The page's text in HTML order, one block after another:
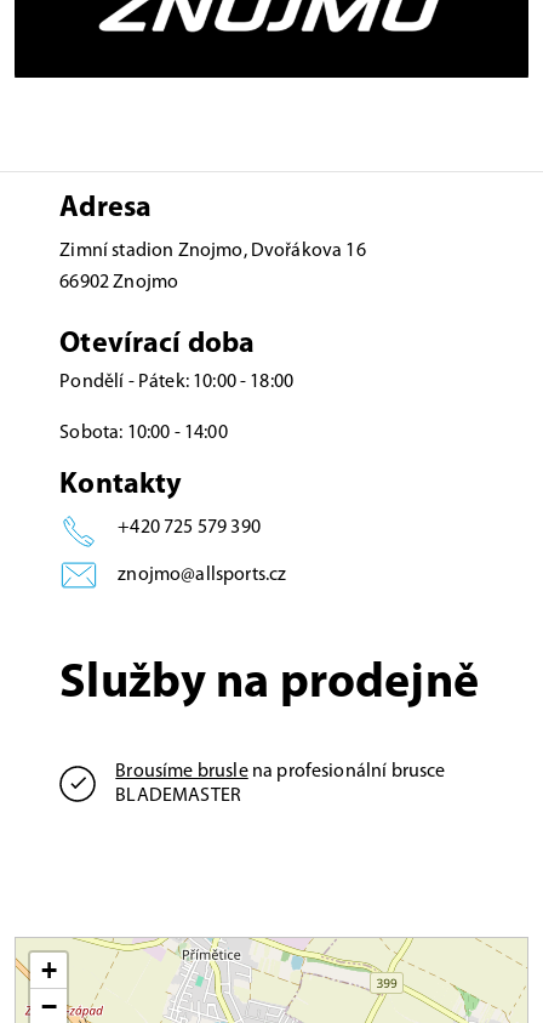
Adresa
Zimní stadion Znojmo, Dvořákova 16
66902 Znojmo
Otevírací doba
Pondělí - Pátek: 10:00 - 18:00
Sobota: 10:00 - 14:00
Kontakty
+420 725 579 390
znojmo@allsports.cz
Služby na prodejně
Brousíme bruslena profesionální brusce
BLADEMASTER
+
−